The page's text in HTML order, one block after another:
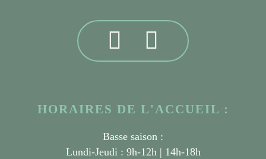
HORAIRES DE L'ACCUEIL :
Basse saison :
Lundi-Jeudi : 9h-12h | 14h-18h